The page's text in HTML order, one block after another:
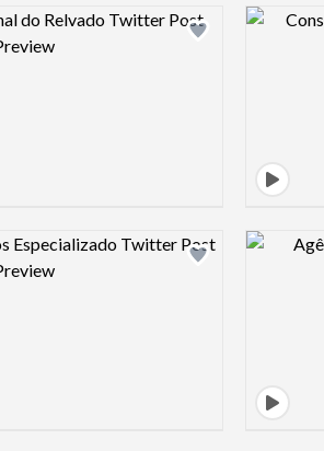
Design preview image
Design preview image